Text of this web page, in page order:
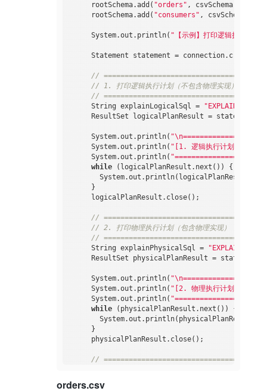
      rootSchema.add(
"orders" ,
      rootSchema.add(
"consumers" ,
      System.out.println(
"【示例】打印逻辑执行计划
Statement statement =
//
// 1. 打印逻辑执行计划（不包含物理实现）
//
      String explainLogicalSql =
"EXPLAIN PLAN
ResultSet logicalPlanResult =
      System.out.println(
      System.out.println(
"[1. 逻辑执行计划]"
      System.out.println(
while (logicalPlanResult.next()) {
      }
      logicalPlanResult.close();
//
// 2. 打印物理执行计划（包含物理实现）
//
      String explainPhysicalSql =
"EXPLAIN PLAN
ResultSet physicalPlanResult =
      System.out.println(
      System.out.println(
"[2. 物理执行计划]"
      System.out.println(
while (physicalPlanResult.next()) {
      }
      physicalPlanResult.close();
//
orders.csv